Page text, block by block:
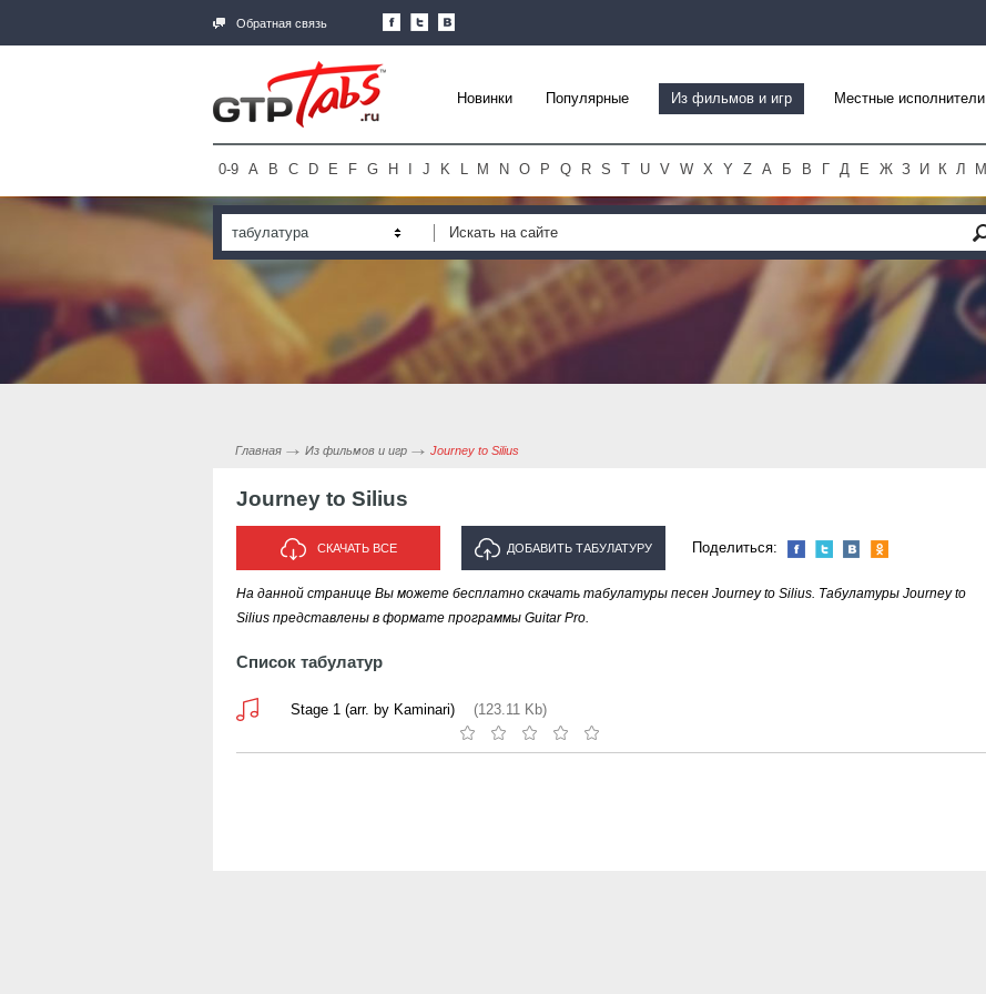
Обратная связь
Новинки Популярные Из фильмов и игр Местные исполнители
0-9 A B C D E F G H J K L M N O P Q R S T U V W X Y Z А Б В Г Д Е Ж З И К Л М
табулатура
Главная Из фильмов и игр Journey to Silius
Journey to Silius
СКАЧАТЬ ВСЕ ДОБАВИТЬ ТАБУЛАТУРУ
ИСПОЛНИТЕЛЯ "JOURNEY TO
Поделиться:
На данной странице Вы можете бесплатно скачать табулатуры песен Journey to Silius. Табулатуры Journey to
Silius представлены в формате программы Guitar Pro.
Список табулатур
Stage 1 (arr. by Kaminari) (123.11 Kb)